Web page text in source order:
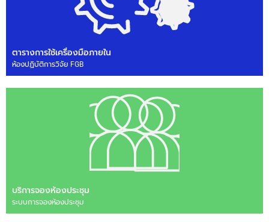
ตารางการใช้เครื่องมือภายใน
ห้องปฏิบัติการวิจัย FGB
บริการจองห้องประชุม
ระบบการจองห้องประชุม